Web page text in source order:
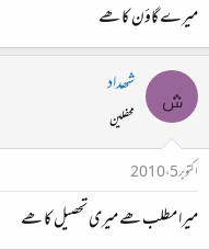
میرے گاؤن کا ھے
ش شھداد
محفلین
اکتوبر 5، 2010
میرا مطلب ھے میری تحصیل کا ھے